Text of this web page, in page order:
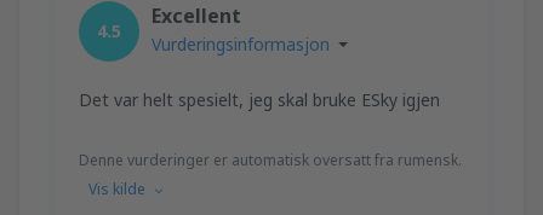
4.5
Excellent
Vurderingsinformasjon
Det var helt spesielt, jeg skal bruke ESky igjen
Denne vurderinger er automatisk oversatt fra rumensk.
Vis kilde